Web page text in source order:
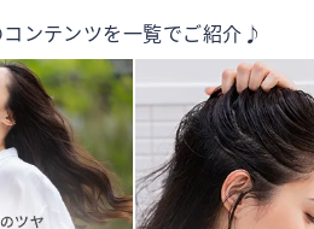
ンテンツを一覧でご紹介♪